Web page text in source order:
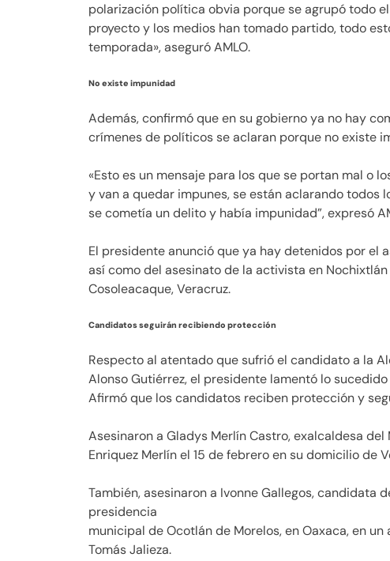
polarización política obvia porque se agrupó todo
proyecto y los medios han tomado partido, todo
temporada», aseguró AMLO.
No existe impunidad
Además, confirmó que en su gobierno ya no hay
crímenes de políticos se aclaran porque no existe
«Esto es un mensaje para los que se portan mal o
y van a quedar impunes, se están aclarando todos
se cometía un delito y había impunidad”, expresó
El presidente anunció que ya hay detenidos por el
así como del asesinato de la activista en
Cosoleacaque, Veracruz.
Candidatos seguirán recibiendo protección
Respecto al atentado que sufrió el candidato a la
Alonso Gutiérrez, el presidente lamentó lo
Afirmó que los candidatos reciben protección y
Asesinaron a Gladys Merlín Castro, exalcaldesa
Enriquez Merlín el 15 de febrero en su domicilio de
También, asesinaron a Ivonne Gallegos, candidata
presidencia
municipal de Ocotlán de Morelos, en Oaxaca, en
Tomás Jalieza.